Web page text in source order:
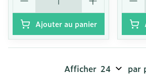
Ajouter au panier
Afficher par